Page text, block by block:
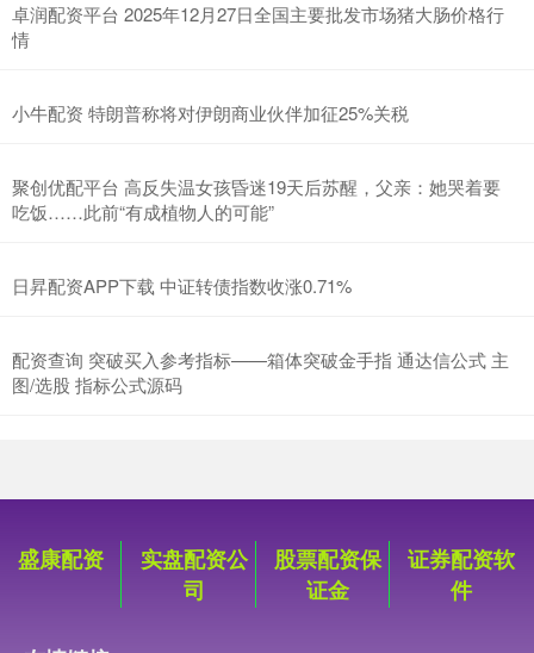
卓润配资平台 2025年12月27日全国主要批发市场猪大肠价格行
情
小牛配资 特朗普称将对伊朗商业伙伴加征25%关税
聚创优配平台 高反失温女孩昏迷19天后苏醒，父亲：她哭着要
吃饭……此前“有成植物人的可能”
日昇配资APP下载 中证转债指数收涨0.71%
配资查询 突破买入参考指标——箱体突破金手指 通达信公式 主
图/选股 指标公式源码
盛康配资
实盘配资公
司
股票配资保
证金
证券配资软
件